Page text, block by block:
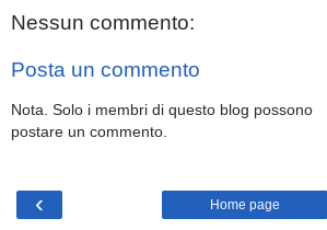
Nessun commento:
Posta un commento
Nota. Solo i membri di questo blog possono
postare un commento.
‹ Home page